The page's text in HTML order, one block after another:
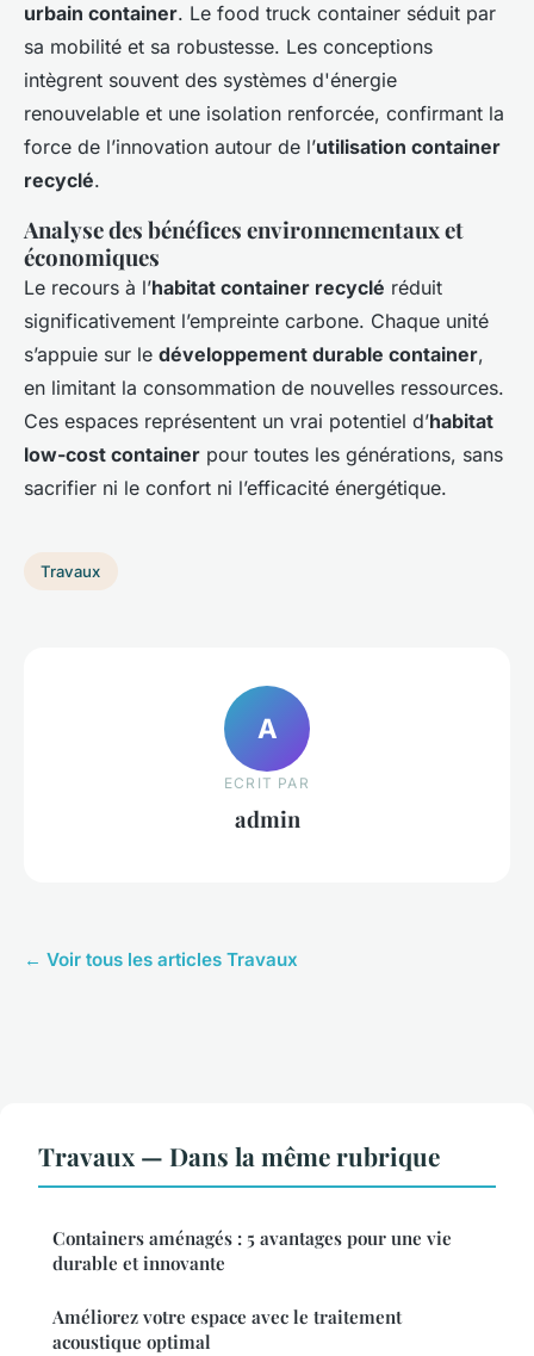
urbain container. Le food truck container séduit par
sa mobilité et sa robustesse. Les conceptions
intègrent souvent des systèmes d'énergie
renouvelable et une isolation renforcée, confirmant la
force de l’innovation autour de l’utilisation container
recyclé.
Analyse des bénéfices environnementaux et
économiques
Le recours à l’habitat container recyclé réduit
significativement l’empreinte carbone. Chaque unité
s’appuie sur le développement durable container,
en limitant la consommation de nouvelles ressources.
Ces espaces représentent un vrai potentiel d’habitat
low-cost container pour toutes les générations, sans
sacrifier ni le confort ni l’efficacité énergétique.
Travaux
A
ECRIT PAR
admin
← Voir tous les articles Travaux
Travaux — Dans la même rubrique
Containers aménagés : 5 avantages pour une vie
durable et innovante
Améliorez votre espace avec le traitement
acoustique optimal